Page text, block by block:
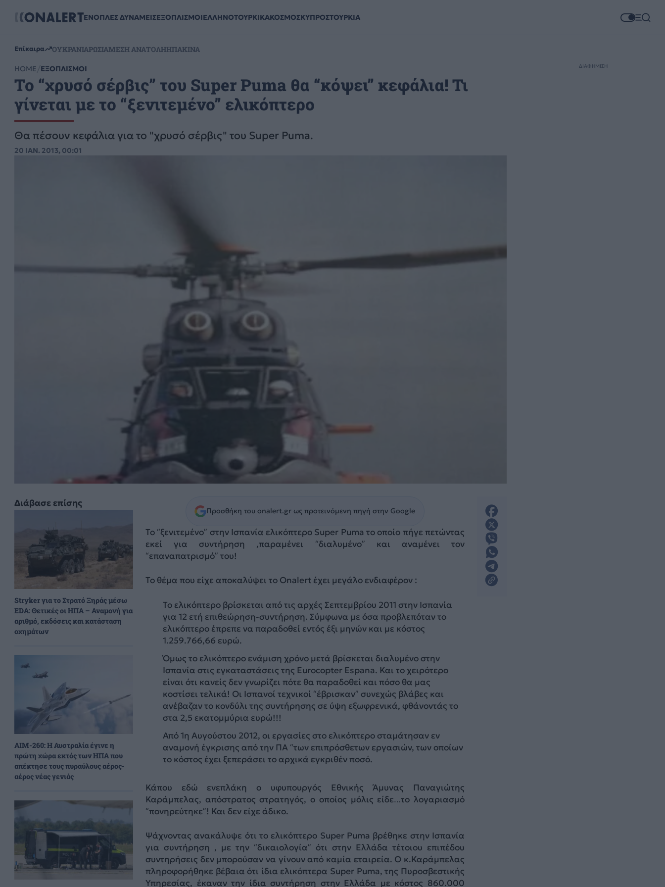
ΕΝΟΠΛΕΣ ΔΥΝΑΜΕΙΣΕΞΟΠΛΙΣΜΟΙΕΛΛΗΝΟΤΟΥΡΚΙΚΑΚΟΣΜΟΣΚΥΠΡΟΣΤΟΥΡΚΙΑ
Επίκαιρα ΟΥΚΡΑΝΙΑΡΩΣΙΑΜΕΣΗ ΑΝΑΤΟΛΗΗΠΑΚΙΝΑ
HOME ΕΞΟΠΛΙΣΜΟΙ
Το “χρυσό σέρβις” του Super Puma θα “κόψει” κεφάλια! Τι
γίνεται με το “ξενιτεμένο” ελικόπτερο
Θα πέσουν κεφάλια για το "χρυσό σέρβις" του Super Puma.
20 ΙΑΝ. 2013, 00:01
Διάβασε επίσης
Stryker για το Στρατό Ξηράς μέσω
EDA: Θετικές οι ΗΠΑ – Αναμονή για
αριθμό, εκδόσεις και κατάσταση
οχημάτων
AIM-260: Η Αυστραλία έγινε η
πρώτη χώρα εκτός των ΗΠΑ που
απέκτησε τους πυραύλους αέρος-
αέρος νέας γενιάς
Προσθήκη του onalert.gr ως προτεινόμενη πηγή στην Google
Το “ξενιτεμένο” στην Ισπανία ελικόπτερο Super Puma το οποίο πήγε πετώντας
εκεί για συντήρηση ,παραμένει “διαλυμένο” και αναμένει τον
“επαναπατρισμό” του!
Το θέμα που είχε αποκαλύψει το Onalert έχει μεγάλο ενδιαφέρον :
Το ελικόπτερο βρίσκεται από τις αρχές Σεπτεμβρίου 2011 στην Ισπανία
για 12 ετή επιθεώρηση-συντήρηση. Σύμφωνα με όσα προβλεπόταν το
ελικόπτερο έπρεπε να παραδοθεί εντός έξι μηνών και με κόστος
1.259.766,66 ευρώ.
Όμως το ελικόπτερο ενάμιση χρόνο μετά βρίσκεται διαλυμένο στην
Ισπανία στις εγκαταστάσεις της Eurocopter Espana. Και το χειρότερο
είναι ότι κανείς δεν γνωρίζει πότε θα παραδοθεί και πόσο θα μας
κοστίσει τελικά! Οι Ισπανοί τεχνικοί “έβρισκαν” συνεχώς βλάβες και
ανέβαζαν το κονδύλι της συντήρησης σε ύψη εξωφρενικά, φθάνοντάς το
στα 2,5 εκατομμύρια ευρώ!!!
Από 1η Αυγούστου 2012, οι εργασίες στο ελικόπτερο σταμάτησαν εν
αναμονή έγκρισης από την ΠΑ “των επιπρόσθετων εργασιών, των οποίων
το κόστος έχει ξεπεράσει το αρχικά εγκριθέν ποσό.
Κάπου εδώ ενεπλάκη ο υφυπουργός Εθνικής Άμυνας Παναγιώτης
Καράμπελας, απόστρατος στρατηγός, ο οποίος μόλις είδε…το λογαριασμό
“πονηρεύτηκε”! Και δεν είχε άδικο.
Ψάχνοντας ανακάλυψε ότι το ελικόπτερο Super Puma βρέθηκε στην Ισπανία
για συντήρηση , με την “δικαιολογία” ότι στην Ελλάδα τέτοιου επιπέδου
συντηρήσεις δεν μπορούσαν να γίνουν από καμία εταιρεία. Ο κ.Καράμπελας
πληροφορήθηκε βέβαια ότι ίδια ελικόπτερα Super Puma, της Πυροσβεστικής
Υπηρεσίας, έκαναν την ίδια συντήρηση στην Ελλάδα με κόστος 860.000
ΔΙΑΦΗΜΙΣΗ